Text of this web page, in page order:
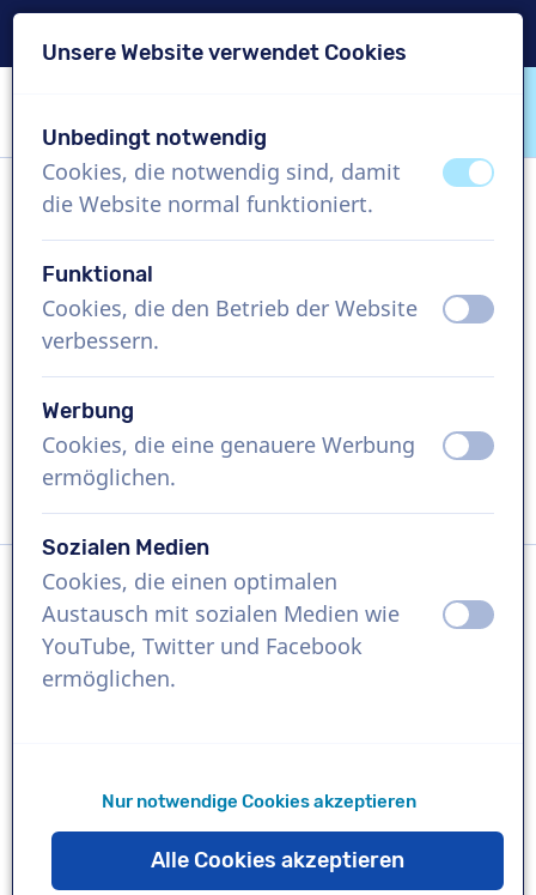
VoiceProductions
Sara
US$ 274,95
Imagefilm , 1 - 250 Wörter
Projekt erstellen
Kostenlose Demo anfordern
Sprache
Flämisch
Sprecher
Natürlich, Warm, Sanft, Zugänglich,
Unsere Website verwendet Cookies
Unbedingt notwendig
Cookies, die notwendig sind, damit
die Website normal funktioniert.
aus
an
Funktional
Cookies, die den Betrieb der Website
verbessern.
ausan
Werbung
Cookies, die eine genauere Werbung
ermöglichen.
ausan
Sozialen Medien
Cookies, die einen optimalen
Austausch mit sozialen Medien wie
YouTube, Twitter und Facebook
ermöglichen.
ausan
Nur notwendige Cookies akzeptieren
Alle Cookies akzeptieren